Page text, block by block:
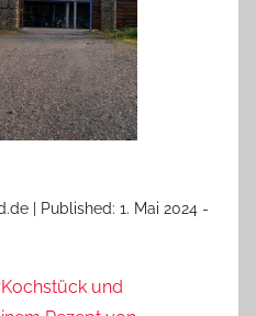
Published: 1. Mai 2024 -
und